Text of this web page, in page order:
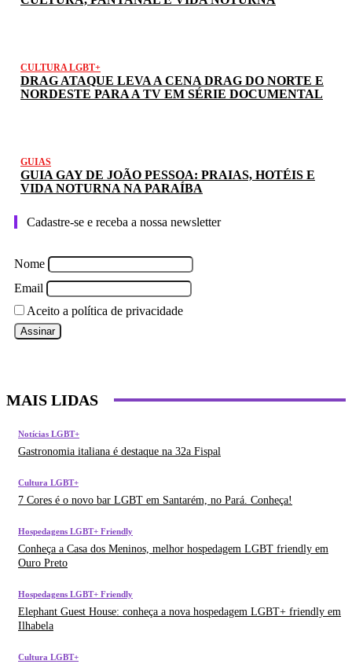
CULTURA LGBT+
DRAG ATAQUE LEVA A CENA DRAG DO NORTE E
NORDESTE PARA A TV EM SÉRIE DOCUMENTAL
GUIAS
GUIA GAY DE JOÃO PESSOA: PRAIAS, HOTÉIS E
VIDA NOTURNA NA PARAÍBA
Cadastre-se e receba a nossa newsletter
Nome
Email
Aceito a política de privacidade
MAIS LIDAS
Notícias LGBT+
Gastronomia italiana é destaque na 32a Fispal
Cultura LGBT+
7 Cores é o novo bar LGBT em Santarém, no Pará. Conheça!
Hospedagens LGBT+ Friendly
Conheça a Casa dos Meninos, melhor hospedagem LGBT friendly em
Ouro Preto
Hospedagens LGBT+ Friendly
Elephant Guest House: conheça a nova hospedagem LGBT+ friendly em
Ilhabela
Cultura LGBT+